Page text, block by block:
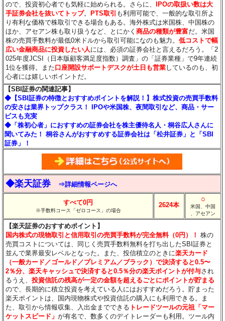
ので、投資初心者でも気軽に始められる。さらに、
IPOの取扱い数は大
手証券会社を抜いてトップ。 PTS取引 も利用可能で、一般的な取引所よ
り有利な価格で株取引できる場合もある。海外株式は米国株、中国株の
ほか、アセアン株も取り扱うなど、とにかく商品の種類が豊富だ。米国
株の売買手数料が最低0米ドルから取引可能になのも魅力。低コストで幅
広い金融商品に投資したい人には、必須の証券会社と言えるだろう。「2
025年度JCSI（日本版顧客満足度指数）調査」の「証券業種」で9年連続
1位を獲得。また口座開設サポートデスクが土日も営業しているのも、初
心者には嬉しいポイントだ。
【SBI証券の関連記事】
◆【SBI証券の特徴とおすすめポイントを解説！】株式投資の売買手数料
の安さは業界トップクラス！ IPOや米国株、夜間取引など、商品・サー
ビスも充実
◆「株初心者」におすすめの証券会社を株主優待名人・桐谷広人さんに
聞いてみた！ 桐谷さんがおすすめする証券会社は「松井証券」と「SBI
証券」！
◆楽天証券 ⇒詳細情報ページへ
すべて0円
※手数料コース「ゼロコース」の場合
2624本
○
米国、中国
、アセアン
【楽天証券のおすすめポイント】
国内株式の現物取引と信用取引の売買手数料が完全無料（0円）！ 株の
売買コストについては、同じく売買手数料無料を打ち出したSBI証券と
並んで業界最安レベルとなった。また、投信積立のときに楽天カード
（一般カード／ゴールド／プレミアム／ブラック）で決済すると0.5〜
2％分、楽天キャッシュで決済すると0.5％分の楽天ポイントが付与され
るうえ、投資信託の残高が一定の金額を超えるごとにポイントが貯まる
ので、長期的に積立投資を考えている人にはおすすめだろう。貯まった
楽天ポイントは、国内現物株式や投資信託の購入にも利用できる。ま
た、取引から情報収集、入出金までできる トレードツールの元祖「マー
ケットスピード」が有名で、数多くのデイトレーダーも利用。ツール内